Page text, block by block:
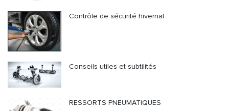
Contrôle de sécurité hivernal
Conseils utiles et subtilités
RESSORTS PNEUMATIQUES